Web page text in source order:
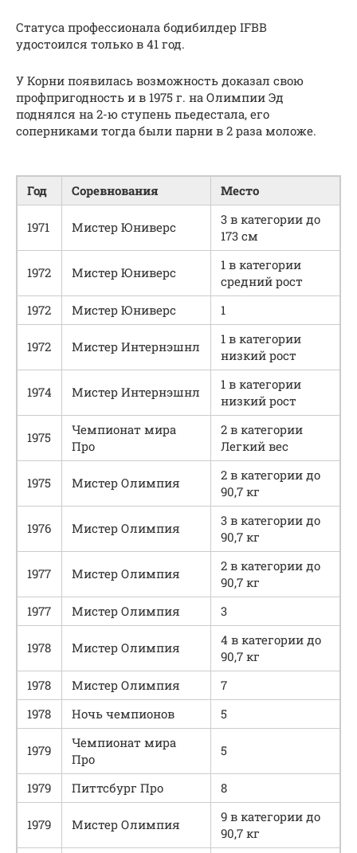
Статуса профессионала бодибилдер IFBВ
удостоился только в 41 год.
У Корни появилась возможность доказал свою
профпригодность и в 1975 г. на Олимпии Эд
поднялся на 2-ю ступень пьедестала, его
соперниками тогда были парни в 2 раза моложе.
Год Соревнования Место
1971 Мистер Юниверс
3 в категории до
173 см
1972 Мистер Юниверс
1 в категории
средний рост
1972
Мистер Юниверс 1
1972 Мистер Интернэшнл
1 в категории
низкий рост
1974 Мистер Интернэшнл
1 в категории
низкий рост
1975
Чемпионат мира
Про
2 в категории
Легкий вес
1975 Мистер Олимпия
2 в категории до
90,7 кг
1976 Мистер Олимпия
3 в категории до
90,7 кг
1977 Мистер Олимпия
2 в категории до
90,7 кг
1977
Мистер Олимпия 3
1978 Мистер Олимпия
4 в категории до
90,7 кг
1978
Мистер Олимпия
7
1978
Ночь чемпионов 5
1979
Чемпионат мира
Про
5
1979 Питтсбург Про 8
1979 Мистер Олимпия
9 в категории до
90,7 кг